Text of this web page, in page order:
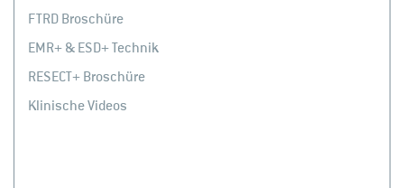
FTRD Broschüre
EMR+ & ESD+ Technik
RESECT+ Broschüre
Klinische Videos